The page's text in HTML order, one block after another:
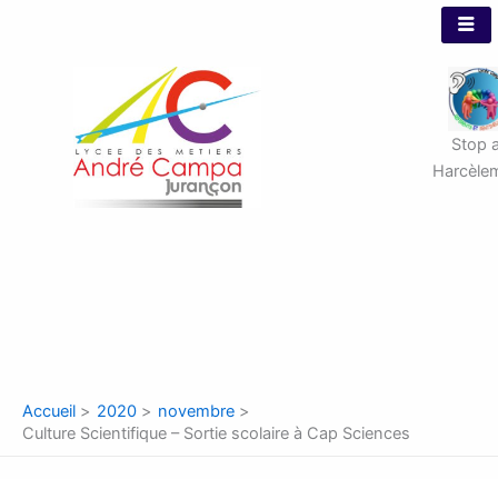
Stop
Accueil 2020
novembre
Culture Scientifique – Sortie scolaire à Cap Sciences